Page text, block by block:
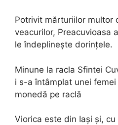
Potrivit mărturiilor multor
veacurilor, Preacuvioasa
le îndeplineşte dorinţele.
Minune la racla Sfintei
i s-a întâmplat unei
monedă pe raclă
Viorica este din Iaşi şi,